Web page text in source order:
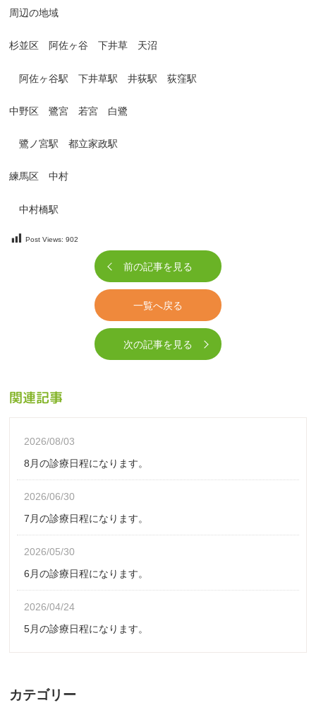
周辺の地域
杉並区 阿佐ヶ谷 下井草 天沼
阿佐ヶ谷駅 下井草駅 井荻駅 荻窪駅
中野区 鷺宮 若宮 白鷺
鷺ノ宮駅 都立家政駅
練馬区 中村
中村橋駅
Post Views: 902
前の記事を見る
一覧へ戻る
次の記事を見る
関連記事
2026/08/03
8月の診療日程になります。
2026/06/30
7月の診療日程になります。
2026/05/30
6月の診療日程になります。
2026/04/24
5月の診療日程になります。
カテゴリー